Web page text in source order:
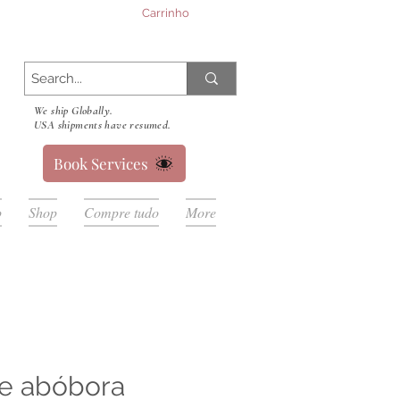
Carrinho
We ship Globally.
USA shipments have resumed.
Book Services
Shop Compre tudo More
abóbora